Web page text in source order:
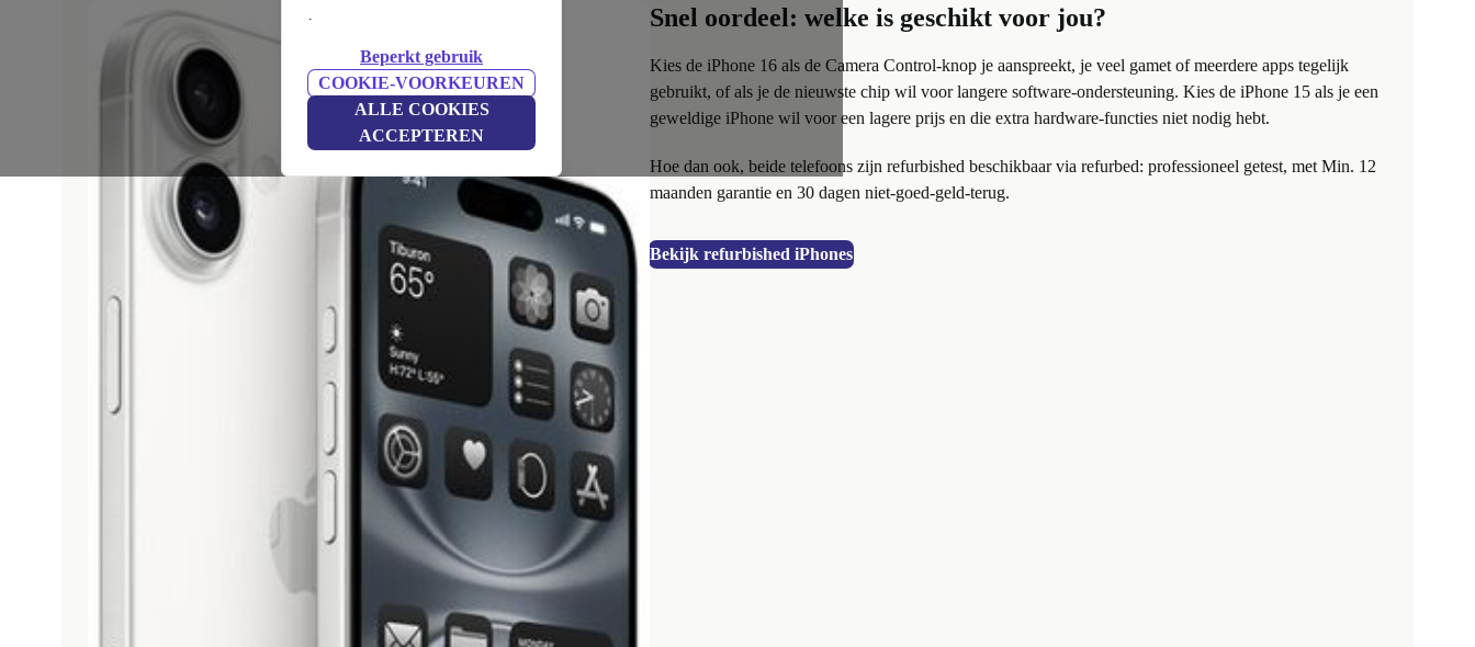
.
Beperkt gebruik
COOKIE-VOORKEUREN
ALLE COOKIES
ACCEPTEREN
Snel oordeel: welke is geschikt voor jou?
Kies de iPhone 16 als de Camera Control-knop je aanspreekt, je veel gamet of meerdere apps tegelijk
gebruikt, of als je de nieuwste chip wil voor langere software-ondersteuning. Kies de iPhone 15 als je een
geweldige iPhone wil voor een lagere prijs en die extra hardware-functies niet nodig hebt.
Hoe dan ook, beide telefoons zijn refurbished beschikbaar via refurbed: professioneel getest, met Min. 12
maanden garantie en 30 dagen niet-goed-geld-terug.
Bekijk refurbished iPhones